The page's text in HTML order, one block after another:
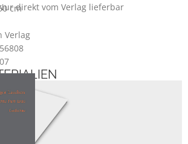
direkt vom Verlag lieferbar
cm
Verlag